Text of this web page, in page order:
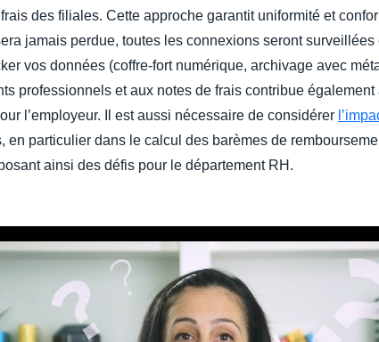
des filiales. Cette approche garantit uniformité et
jamais perdue, toutes les connexions seront
vos données (coffre-fort numérique, archivage avec
professionnels et aux notes de frais contribue
l’employeur. Il est aussi nécessaire de considérer
en particulier dans le calcul des barèmes de
ainsi des défis pour le département RH.